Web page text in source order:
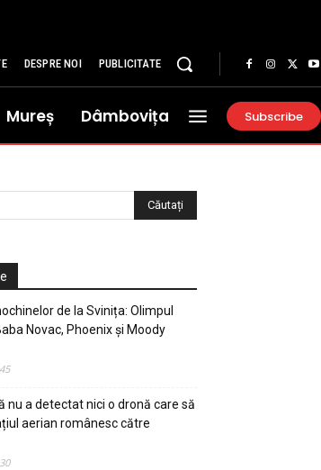
DESPRE NOI PUBLICITATE
Mureș Dâmbovița Subscribe
de la Svinița: Olimpul
Novac, Phoenix și Moody
nu a detectat nici o dronă care să
aerian românesc către